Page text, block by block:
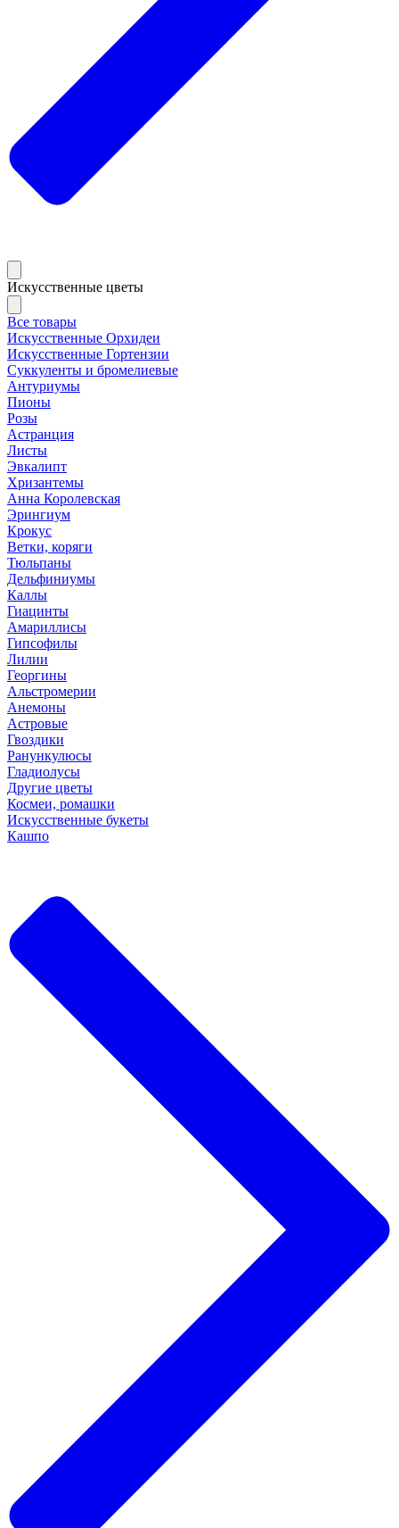
Искусственные цветы
Все товары
Искусственные Орхидеи
Искусственные Гортензии
Суккуленты и бромелиевые
Антуриумы
Пионы
Розы
Астранция
Листы
Эвкалипт
Хризантемы
Анна Королевская
Эрингиум
Крокус
Ветки, коряги
Тюльпаны
Дельфиниумы
Каллы
Гиацинты
Амариллисы
Гипсофилы
Лилии
Георгины
Альстромерии
Анемоны
Астровые
Гвоздики
Ранункулюсы
Гладиолусы
Другие цветы
Космеи, ромашки
Искусственные букеты
Кашпо